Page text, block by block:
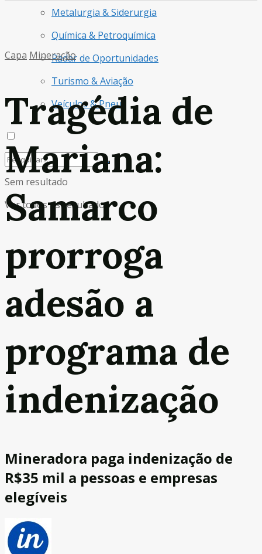
Metalurgia & Siderurgia
Química & Petroquímica
Radar de Oportunidades
Turismo & Aviação
Veículos & Pneus
Sem resultado
Ver todos os resultados
Capa Mineração
Tragédia de
Mariana:
Samarco
prorroga
adesão a
programa de
indenização
Mineradora paga indenização de
R$35 mil a pessoas e empresas
elegíveis